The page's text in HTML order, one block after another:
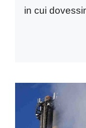
in cui